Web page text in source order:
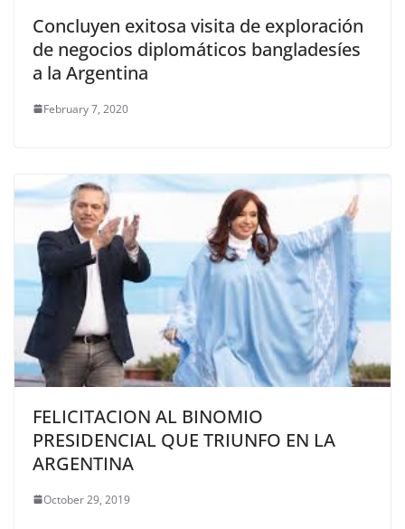
Concluyen exitosa visita de exploración
de negocios diplomáticos bangladesíes
a la Argentina
February 7, 2020
FELICITACION AL BINOMIO
PRESIDENCIAL QUE TRIUNFO EN LA
ARGENTINA
October 29, 2019